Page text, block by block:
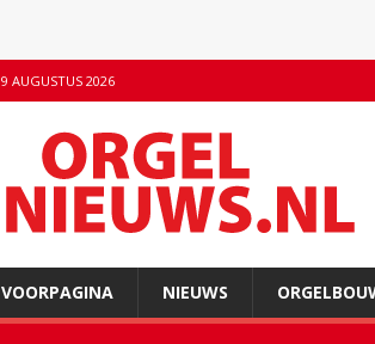
9 AUGUSTUS 2026
VOORPAGINA NIEUWS